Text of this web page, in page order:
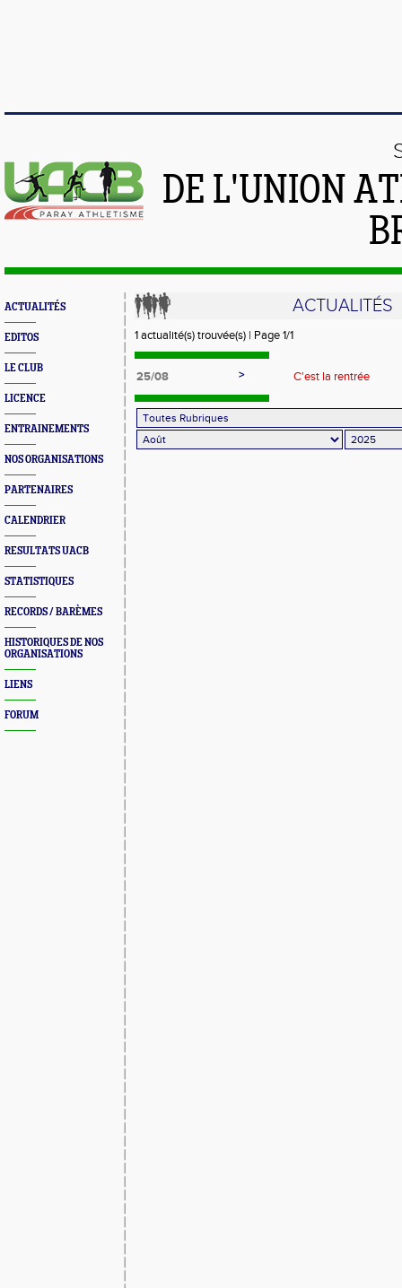
DE L'UNION
ACTUALITÉS
EDITOS
LE CLUB
LICENCE
ENTRAINEMENTS
NOS ORGANISATIONS
PARTENAIRES
CALENDRIER
RESULTATS UACB
STATISTIQUES
RECORDS / BARÈMES
HISTORIQUES DE NOS
ORGANISATIONS
LIENS
FORUM
ACTUALITÉS
1 actualité(s) trouvée(s) | Page 1/1
25/08 > C'est la rentrée